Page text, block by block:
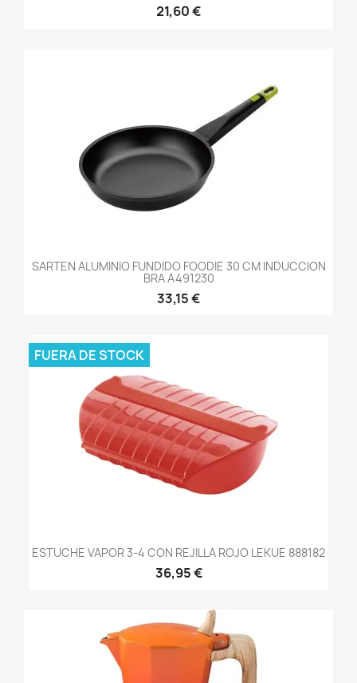
21,60 €
SARTEN ALUMINIO FUNDIDO FOODIE 30 CM INDUCCION
BRA A491230
33,15 €
ESTUCHE VAPOR 3-4 CON REJILLA ROJO LEKUE 888182
36,95 €
FUERA DE STOCK